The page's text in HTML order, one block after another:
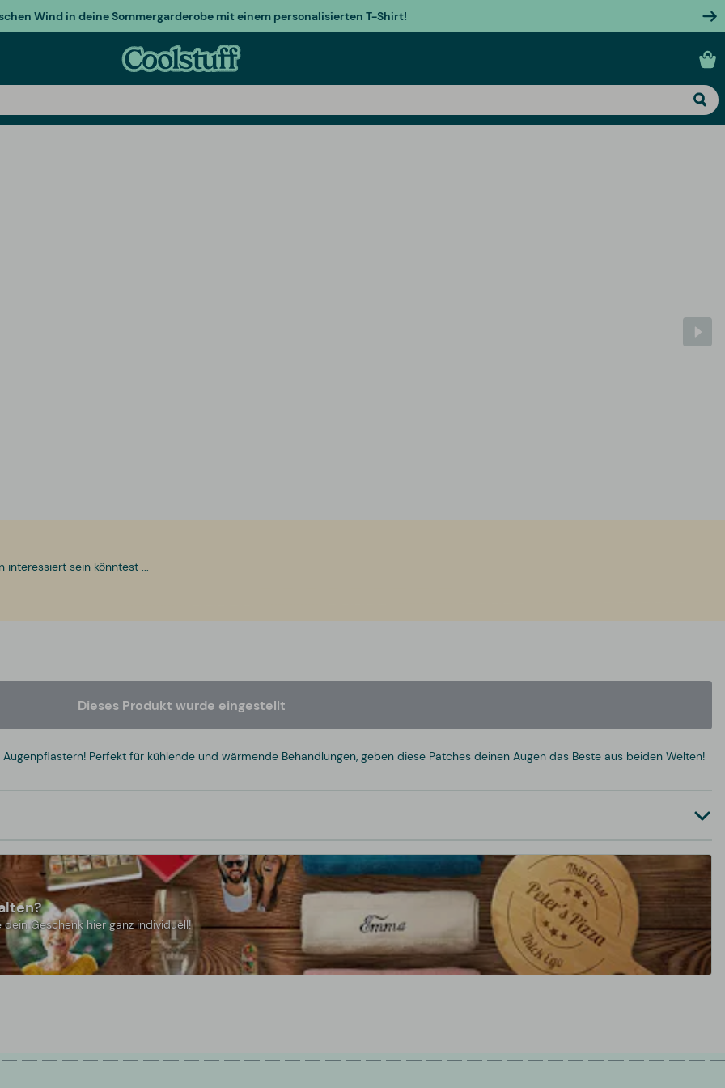
Wind in deine Sommergarderobe mit einem personalisierten T-Shirt!
sein könntest ...
Dieses Produkt wurde eingestellt
Perfekt für kühlende und wärmende Behandlungen, geben diese Patches deinen Augen das Beste aus beiden Welten!
Geschenk hier ganz individuell!